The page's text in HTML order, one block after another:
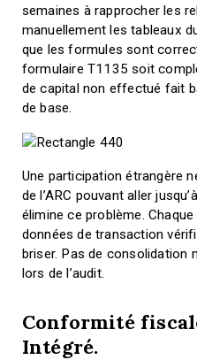
semaines à rapprocher les
manuellement les tableaux
que les formules sont
formulaire T1135 soit
de capital non effectué fait
de base.
Une participation étrangère
de l’ARC pouvant aller
élimine ce problème.
données de transaction
briser. Pas de consolidation
lors de l’audit.
Conformité
Intégré.